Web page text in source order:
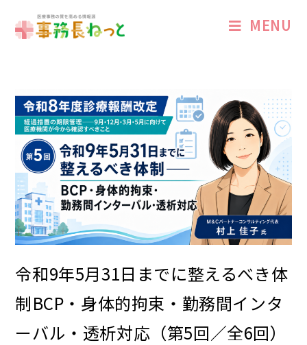
MENU
令和9年5月31日までに整えるべき体
制――BCP・身体的拘束・勤務間インタ
ーバル・透析対応（第5回／全6回）